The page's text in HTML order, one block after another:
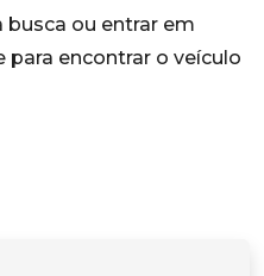
busca ou entrar em
encontrar o veículo